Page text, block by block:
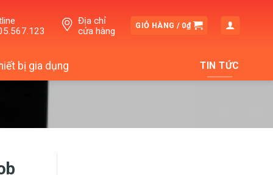
Địa chỉ
cửa hàng
GIỎ HÀNG / 0₫
bị gia dụng TIN TỨC